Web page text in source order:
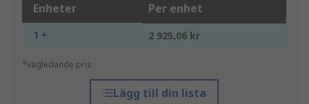
Enheter Per enhet
1 + 2 925,06 kr
*vägledande pris
Lägg till din lista